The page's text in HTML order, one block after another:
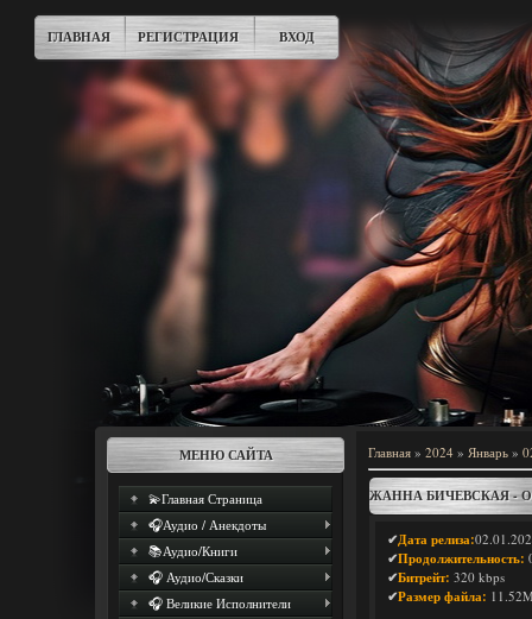
ГЛАВНАЯ РЕГИСТРАЦИЯ ВХОД
МЕНЮ САЙТА
💫Главная Страница
🎧Аудио / Анекдоты
📚Аудио/Книги
🎧 Аудио/Сказки
🎧 Великие Исполнители
Главная » 2024 » Январь »
ЖАННА БИЧЕВСКАЯ -
✔Дата релиза:
✔Продолжительность:
✔Битрейт: 320 kbps
✔Размер файла: